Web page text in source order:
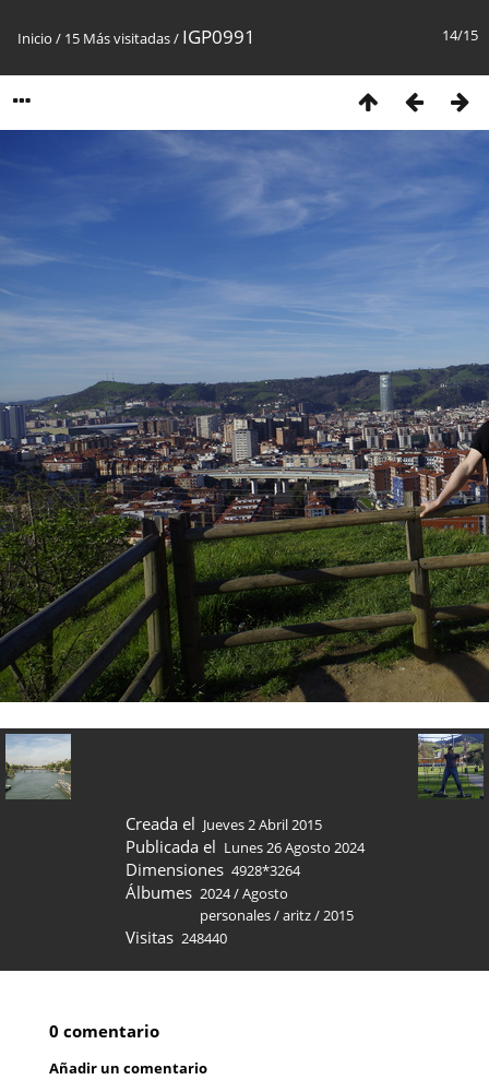
14/15
Inicio / 15 Más visitadas/ IGP0991
Creada el Jueves 2 Abril 2015
Publicada el Lunes 26 Agosto 2024
Dimensiones 4928*3264
Álbumes 2024/Agosto
personales/aritz/2015
Visitas 248440
0 comentario
Añadir un comentario